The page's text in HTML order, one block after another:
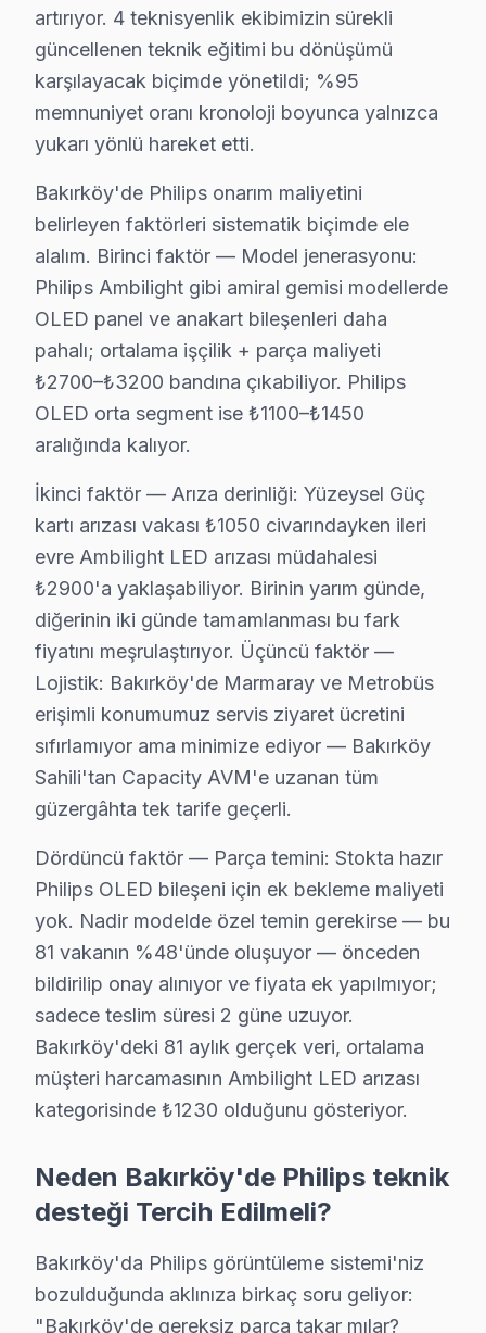
Philips TV Servis Ağımız: Bakırköy Tüm
Bakırköy'de Philips televizyon servisi arayan tüm
Şenlikköy, Yenimahalle, Yeşilköy, Yeşilyurt,
Ataköy 1. Kısım, Ataköy 2-5-6. Kısım, Ataköy 3-4-
Cevizlik, Florya, Kartaltepe, Osmaniye, Sakızağacı
Bakırköy'da Philips TV Kurulum Hizmeti –
Yeni bir Philips televizyon aldıysanız, Bakırköy'da
Sunduğumuz kurulum seçenekleri:
• Bakırköy'de televizyon duvar askısı montajı (sabit,
• Bakırköy servisimizde gizli kablo düzeni ve kanal
• Bakırköy'de HDMI, ses sistemi ve uydu bağlantı
• Bakırköy'de Smart ekran ağ yapılandırması ve
Philips televizyon ünitesi'nizin ilk açılışından
Bakırköy Philips TV Bakım Paketi – Uzun
Düzenli bakım, Philips televizyonunuzun ömrünü
TV bakım hizmetlerimiz:
• Bakırköy'de toz ve ısı yönetimi optimizasyonu
• Güç kartı kondansatör ön kontrolü — Bakırköy
• Bakırköy'de ekran pikseli ve renk kalibrasyonu
• Ses sistemi ve hoparlör temizliği — Bakırköy
• Bakırköy'de bağlantı portları ve konektör bakımı
Bakırköy'da Philips TV Yerinde Onarım –
Bakırköy'da Philips televizyonunuz arızalandığında
Yerinde düzeltme sürecimiz — Bakırköy:
• Bakırköy'de yerinde teşhis ve anlık fiyat teklifi
• Bakırköy servisimizde parça onayınız olmadan
• Bakırköy'de sertifikalı teknisyen ile güvenli servis
• Bakırköy servisimizde servis belgesi ve garanti fişi
Philips görüntüleme sistemi ürünleriniz için
Bakırköy'da Philips televizyon tamirinde Bakırköy
Bakırköy parça stoğumuz:
artırıyor. 4 teknisyenlik ekibimizin sürekli
güncellenen teknik eğitimi bu dönüşümü
karşılayacak biçimde yönetildi; %95
memnuniyet oranı kronoloji boyunca yalnızca
yukarı yönlü hareket etti.
Bakırköy'de Philips onarım maliyetini
belirleyen faktörleri sistematik biçimde ele
alalım. Birinci faktör — Model jenerasyonu:
Philips Ambilight gibi amiral gemisi modellerde
OLED panel ve anakart bileşenleri daha
pahalı; ortalama işçilik + parça maliyeti
₺2700–₺3200 bandına çıkabiliyor. Philips
OLED orta segment ise ₺1100–₺1450
aralığında kalıyor.
İkinci faktör — Arıza derinliği: Yüzeysel Güç
kartı arızası vakası ₺1050 civarındayken ileri
evre Ambilight LED arızası müdahalesi
₺2900'a yaklaşabiliyor. Birinin yarım günde,
diğerinin iki günde tamamlanması bu fark
fiyatını meşrulaştırıyor. Üçüncü faktör —
Lojistik: Bakırköy'de Marmaray ve Metrobüs
erişimli konumumuz servis ziyaret ücretini
sıfırlamıyor ama minimize ediyor — Bakırköy
Sahili'tan Capacity AVM'e uzanan tüm
güzergâhta tek tarife geçerli.
Dördüncü faktör — Parça temini: Stokta hazır
Philips OLED bileşeni için ek bekleme maliyeti
yok. Nadir modelde özel temin gerekirse — bu
81 vakanın %48'ünde oluşuyor — önceden
bildirilip onay alınıyor ve fiyata ek yapılmıyor;
sadece teslim süresi 2 güne uzuyor.
Bakırköy'deki 81 aylık gerçek veri, ortalama
müşteri harcamasının Ambilight LED arızası
kategorisinde ₺1230 olduğunu gösteriyor.
Neden Bakırköy'de Philips teknik
desteği Tercih Edilmeli?
Bakırköy'da Philips görüntüleme sistemi'niz
bozulduğunda aklınıza birkaç soru geliyor:
"Bakırköy'de gereksiz parça takar mılar?